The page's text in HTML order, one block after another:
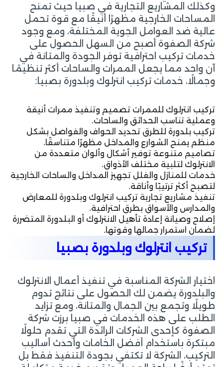
وكذلك المشاريع التجارية في صبيا حيث تمنح
المساحات الخارجية مظهرًا أنيقًا مع قوة تحمل
عالية ضد العوامل الجوية المختلفة، ومع وجود
شركة الصفوة أصبح من السهل الحصول على
خدمات تركيب احترافية توفر الجودة والمتانة في
آن واحد مما يجعل الممرات والساحات أكثر تنظيمًا
وجمالًا، خدمات تركيب انترلوك وبلدورة بصبيا:
تركيب انترلوك للممرات تصميم وتنفيذ ممرات أنيقة
وعملية تناسب الحدائق والساحات.
تركيب بلدورة للطرق تحديد الحواف والفواصل بشكل
منظم يمنح الشوارع والمداخل مظهرًا متناسقًا.
تصاميم متنوعة توفير أشكال وألوان متعددة من
الانترلوك لتلبية مختلف الأذواق.
خدمات للمنازل والفلل تجهيز المداخل والساحات الخارجية
لتصبح أكثر ترتيبًا وأناقة.
تنفيذ مشاريع تجارية تركيب انترلوك وبلدورة للمعارض
والمدارس والأسواق بطرق احترافية.
إصلاح وصيانة إعادة تأهيل الانترلوك أو البلدورة المتضررة
لضمان استمرار جمالها وقوتها.
تركيب انترلوك وبلدورة بصبيا
اختيار الشركة المناسبة في تنفيذ أعمال الانترلوك
والبلدورة يضمن لك الحصول على نتائج تدوم
طويلًا وتجمع بين الجمال والمتانة، ومع تزايد
الطلب على هذه الخدمات في صبيا برزت شركة
الصفوة كإحدى الشركات الرائدة التي تقدم حلولًا
مبتكرة باستخدام أفضل الخامات وأحدث أساليب
التركيب، الشركة لا تكتفي بجودة التنفيذ فقط بل